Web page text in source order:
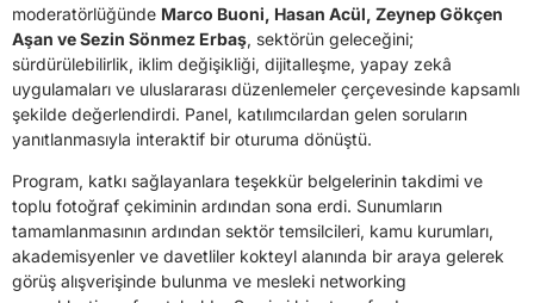
moderatörlüğünde Marco Buoni, Hasan Acül, Zeynep Gökçen
Aşan ve Sezin Sönmez Erbaş, sektörün geleceğini;
sürdürülebilirlik, iklim değişikliği, dijitalleşme, yapay zekâ
uygulamaları ve uluslararası düzenlemeler çerçevesinde kapsamlı
şekilde değerlendirdi. Panel, katılımcılardan gelen soruların
yanıtlanmasıyla interaktif bir oturuma dönüştü.
Program, katkı sağlayanlara teşekkür belgelerinin takdimi ve
toplu fotoğraf çekiminin ardından sona erdi. Sunumların
tamamlanmasının ardından sektör temsilcileri, kamu kurumları,
akademisyenler ve davetliler kokteyl alanında bir araya gelerek
görüş alışverişinde bulunma ve mesleki networking